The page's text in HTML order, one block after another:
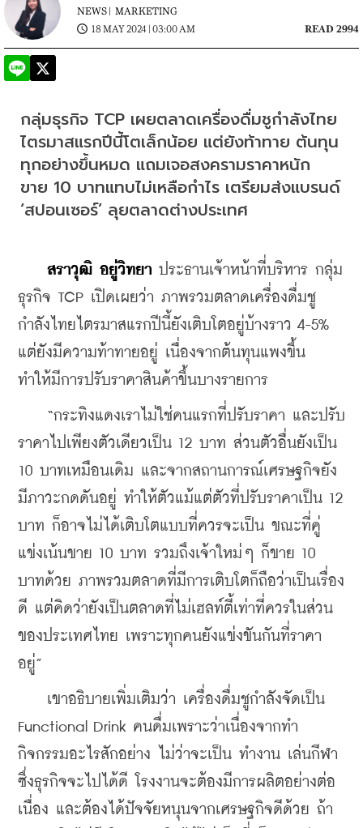
NEWS | MARKETING
18 MAY 2024 | 03:00 AM
READ 2994
กลุ่มธุรกิจ TCP เผยตลาดเครื่องดื่มชูกำลังไทย
ไตรมาสแรกปีนี้โตเล็กน้อย แต่ยังท้าทาย ต้นทุน
ทุกอย่างขึ้นหมด แถมเจอสงครามราคาหนัก
ขาย 10 บาทแทบไม่เหลือกำไร เตรียมส่งแบรนด์
‘สปอนเซอร์’ ลุยตลาดต่างประเทศ
สราวุฒิ อยู่วิทยา ประธานเจ้าหน้าที่บริหาร กลุ่ม
ธุรกิจ TCP เปิดเผยว่า ภาพรวมตลาดเครื่องดื่มชู
กำลังไทยไตรมาสแรกปีนี้ยังเติบโตอยู่บ้างราว 4-5%
แต่ยังมีความท้าทายอยู่ เนื่องจากต้นทุนแพงขึ้น
ทำให้มีการปรับราคาสินค้าขึ้นบางรายการ
“กระทิงแดงเราไม่ใช่คนแรกที่ปรับราคา และปรับ
ราคาไปเพียงตัวเดียวเป็น 12 บาท ส่วนตัวอื่นยังเป็น
10 บาทเหมือนเดิม และจากสถานการณ์เศรษฐกิจยัง
มีภาวะกดดันอยู่ ทำให้ตัวแม้แต่ตัวที่ปรับราคาเป็น 12
บาท ก็อาจไม่ได้เติบโตแบบที่ควรจะเป็น ขณะที่คู่
แข่งเน้นขาย 10 บาท รวมถึงเจ้าใหม่ๆ ก็ขาย 10
บาทด้วย ภาพรวมตลาดที่มีการเติบโตก็ถือว่าเป็นเรื่อง
ดี แต่คิดว่ายังเป็นตลาดที่ไม่เฮลท์ตี้เท่าที่ควรในส่วน
ของประเทศไทย เพราะทุกคนยังแข่งขันกันที่ราคา
อยู่”
เขาอธิบายเพิ่มเติมว่า เครื่องดื่มชูกำลังจัดเป็น
Functional Drink คนดื่มเพราะว่าเนื่องจากทำ
กิจกรรมอะไรสักอย่าง ไม่ว่าจะเป็น ทำงาน เล่นกีฬา
ซึ่งธุรกิจจะไปได้ดี โรงงานจะต้องมีการผลิตอย่างต่อ
เนื่อง และต้องได้ปัจจัยหนุนจากเศรษฐกิจดีด้วย ถ้า